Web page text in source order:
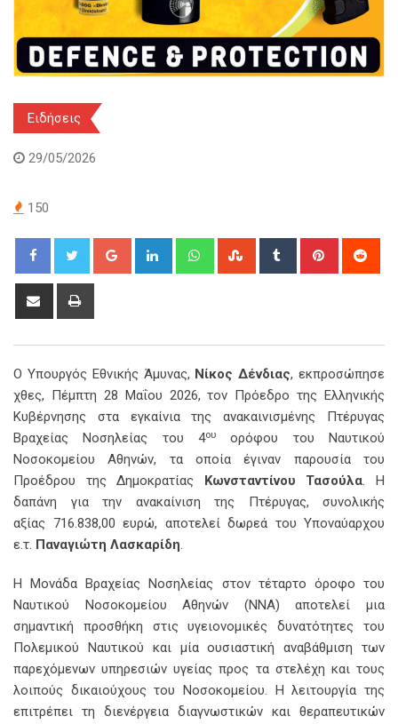
Ειδήσεις
29/05/2026
150
Google+ LinkedIn WhatsappStumbleUpon
Tumblr Pinterest
Share
Ο Υπουργός Εθνικής Άμυνας, Νίκος Δένδιας, εκπροσώπησε
χθες, Πέμπτη 28 Μαΐου 2026, τον Πρόεδρο της Ελληνικής
Κυβέρνησης στα εγκαίνια της ανακαινισμένης Πτέρυγας
Βραχείας Νοσηλείας του 4ου
ορόφου του Ναυτικού
Νοσοκομείου Αθηνών, τα οποία έγιναν παρουσία του
Προέδρου της Δημοκρατίας Κωνσταντίνου Τασούλα. Η
δαπάνη για την ανακαίνιση της Πτέρυγας, συνολικής
αξίας 716.838,00 ευρώ, αποτελεί δωρεά του Υποναύαρχου
ε.τ. Παναγιώτη Λασκαρίδη.
Η Μονάδα Βραχείας Νοσηλείας στον τέταρτο όροφο του
Ναυτικού Νοσοκομείου Αθηνών (ΝΝΑ) αποτελεί μια
σημαντική προσθήκη στις υγειονομικές δυνατότητες του
Πολεμικού Ναυτικού και μία ουσιαστική αναβάθμιση των
παρεχόμενων υπηρεσιών υγείας προς τα στελέχη και τους
λοιπούς δικαιούχους του Νοσοκομείου. Η λειτουργία της
επιτρέπει τη διενέργεια διαγνωστικών και θεραπευτικών